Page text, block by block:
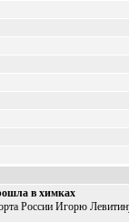
в химках
России Игорю